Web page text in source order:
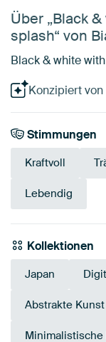
Über „Black
splash“ von
Black & white
Konzipiert
Stimmungen
Kraftvoll
Lebendig
Kollektionen
Japan
Abstrakte Kunst
Minimalistische